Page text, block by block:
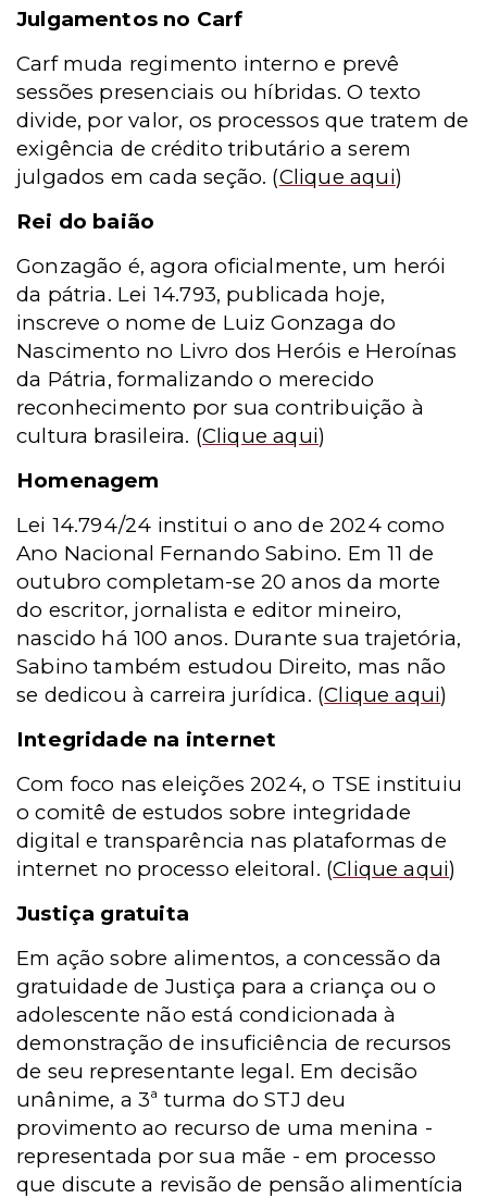
Julgamentos no Carf
Carf muda regimento interno e prevê
sessões presenciais ou híbridas. O texto
divide, por valor, os processos que tratem de
exigência de crédito tributário a serem
julgados em cada seção. (Clique aqui)
Rei do baião
Gonzagão é, agora oficialmente, um herói
da pátria. Lei 14.793, publicada hoje,
inscreve o nome de Luiz Gonzaga do
Nascimento no Livro dos Heróis e Heroínas
da Pátria, formalizando o merecido
reconhecimento por sua contribuição à
cultura brasileira. (Clique aqui)
Homenagem
Lei 14.794/24 institui o ano de 2024 como
Ano Nacional Fernando Sabino. Em 11 de
outubro completam-se 20 anos da morte
do escritor, jornalista e editor mineiro,
nascido há 100 anos. Durante sua trajetória,
Sabino também estudou Direito, mas não
se dedicou à carreira jurídica. (Clique aqui)
Integridade na internet
Com foco nas eleições 2024, o TSE instituiu
o comitê de estudos sobre integridade
digital e transparência nas plataformas de
internet no processo eleitoral. (Clique aqui)
Justiça gratuita
Em ação sobre alimentos, a concessão da
gratuidade de Justiça para a criança ou o
adolescente não está condicionada à
demonstração de insuficiência de recursos
de seu representante legal. Em decisão
unânime, a 3ª turma do STJ deu
provimento ao recurso de uma menina -
representada por sua mãe - em processo
que discute a revisão de pensão alimentícia